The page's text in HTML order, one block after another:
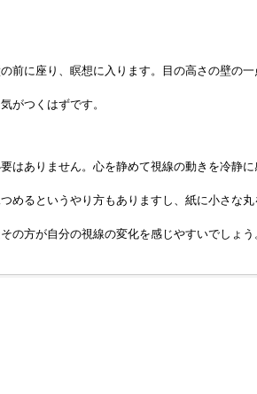
前に座り、瞑想に入ります。目の高さの壁の
がつくはずです。
はありません。心を静めて視線の動きを冷静
めるというやり方もありますし、紙に小さな
の方が自分の視線の変化を感じやすいでしょう